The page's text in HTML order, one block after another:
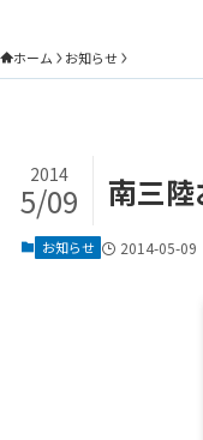
ホーム お知らせ
南三
2014
5/09
お知らせ 2014-05-09